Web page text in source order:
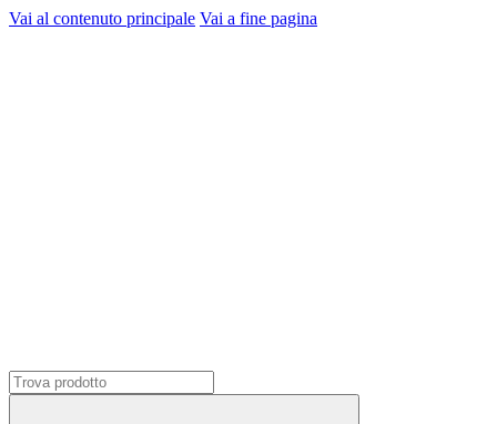
Vai al contenuto principale Vai a fine pagina